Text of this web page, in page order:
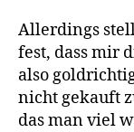
Allerdings
fest, dass mir
also
nicht gekauft
das man viel